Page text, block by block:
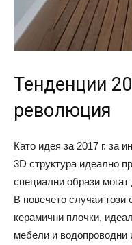
Тенденции
революция
Като идея за 2017 г. за
3D структура идеално
специални образи
В повечето случаи
керамични плочки,
мебели и водопроводни